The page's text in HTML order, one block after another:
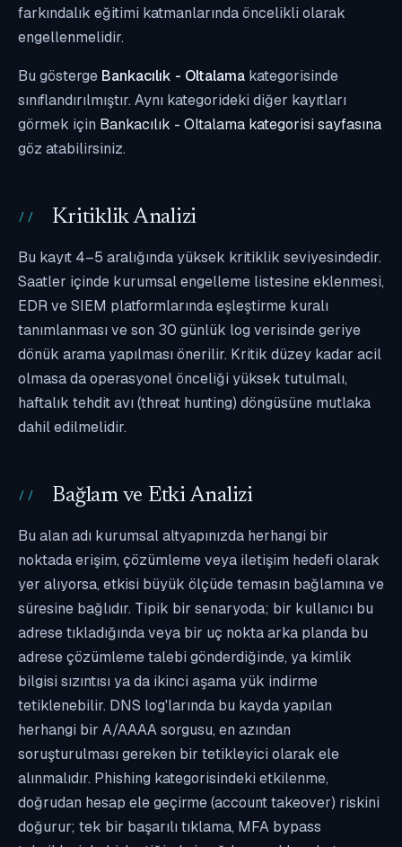
farkındalık eğitimi katmanlarında öncelikli olarak
engellenmelidir.
Bu gösterge Bankacılık - Oltalama kategorisinde
sınıflandırılmıştır. Aynı kategorideki diğer kayıtları
görmek için Bankacılık - Oltalama kategorisi sayfasına
göz atabilirsiniz.
Kritiklik Analizi
Bu kayıt 4–5 aralığında yüksek kritiklik seviyesindedir.
Saatler içinde kurumsal engelleme listesine eklenmesi,
EDR ve SIEM platformlarında eşleştirme kuralı
tanımlanması ve son 30 günlük log verisinde geriye
dönük arama yapılması önerilir. Kritik düzey kadar acil
olmasa da operasyonel önceliği yüksek tutulmalı,
haftalık tehdit avı (threat hunting) döngüsüne mutlaka
dahil edilmelidir.
Bağlam ve Etki Analizi
Bu alan adı kurumsal altyapınızda herhangi bir
noktada erişim, çözümleme veya iletişim hedefi olarak
yer alıyorsa, etkisi büyük ölçüde temasın bağlamına ve
süresine bağlıdır. Tipik bir senaryoda; bir kullanıcı bu
adrese tıkladığında veya bir uç nokta arka planda bu
adrese çözümleme talebi gönderdiğinde, ya kimlik
bilgisi sızıntısı ya da ikinci aşama yük indirme
tetiklenebilir. DNS log'larında bu kayda yapılan
herhangi bir A/AAAA sorgusu, en azından
soruşturulması gereken bir tetikleyici olarak ele
alınmalıdır. Phishing kategorisindeki etkilenme,
doğrudan hesap ele geçirme (account takeover) riskini
doğurur; tek bir başarılı tıklama, MFA bypass